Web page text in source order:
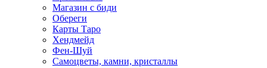
Магазин с биди
Обереги
Карты Таро
Хендмейд
Фен-Шуй
Самоцветы, камни, кристаллы